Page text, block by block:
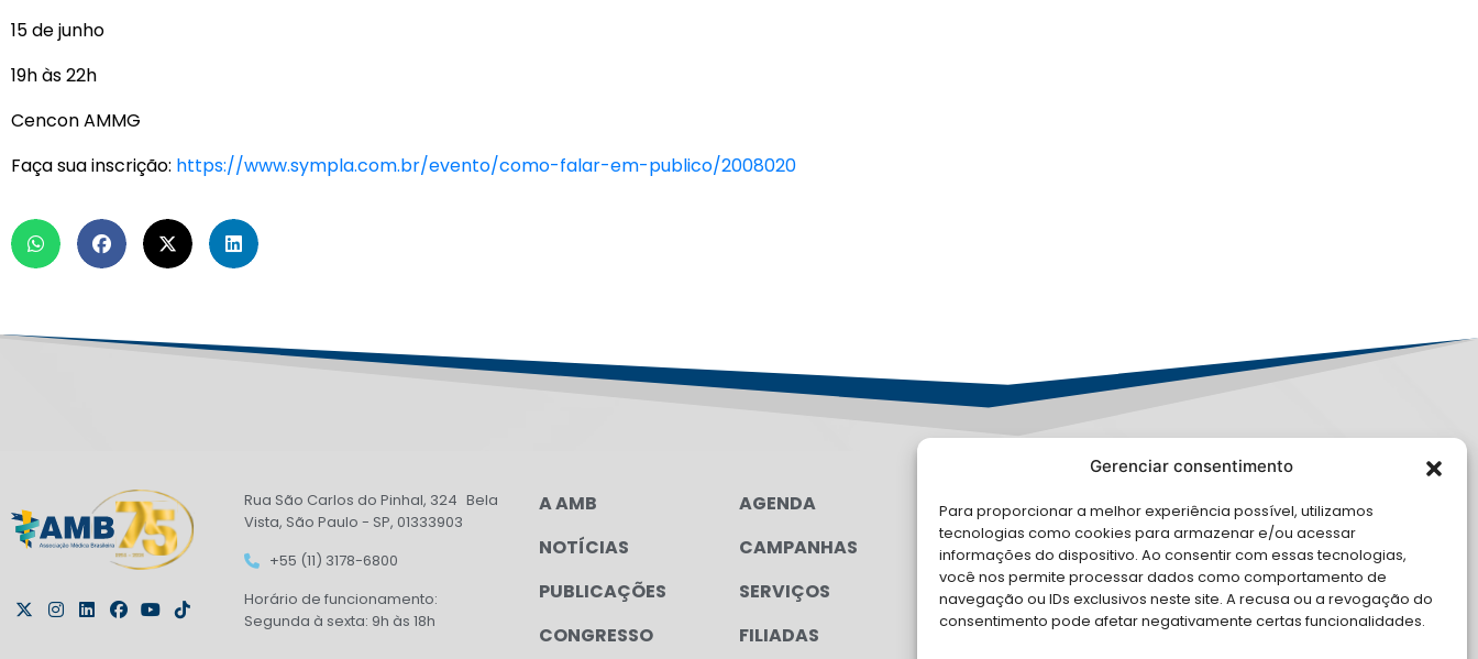
Gerenciar consentimento
Para proporcionar a melhor experiência possível, utilizamos
tecnologias como cookies para armazenar e/ou acessar
informações do dispositivo. Ao consentir com essas tecnologias,
você nos permite processar dados como comportamento de
navegação ou IDs exclusivos neste site. A recusa ou a revogação do
consentimento pode afetar negativamente certas funcionalidades.
15 de junho
19h às 22h
Cencon AMMG
Faça sua inscrição: https://www.sympla.com.br/evento/como-falar-em-publico/2008020
Rua São Carlos do Pinhal, 324 Bela
Vista, São Paulo - SP, 01333903
+55 (11) 3178-6800
Horário de funcionamento:
Segunda à sexta: 9h às 18h
A AMB
NOTÍCIAS
PUBLICAÇÕES
CONGRESSO
AGENDA
CAMPANHAS
SERVIÇOS
FILIADAS
LGPD
FALE CONOSCO
Solicite Apoio Institucional da AMB
para o seu evento